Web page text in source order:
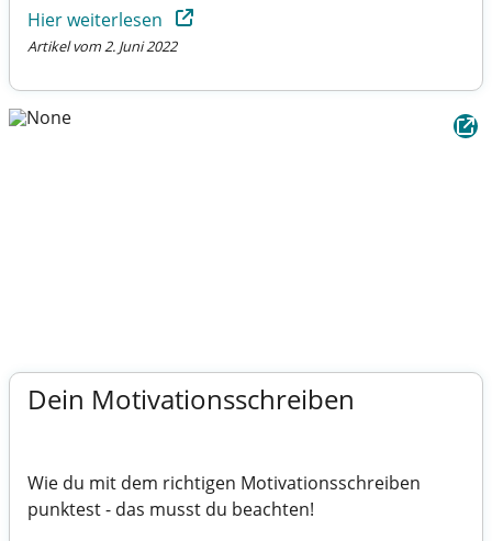
Hier weiterlesen
Artikel vom 2. Juni 2022
Dein Motivationsschreiben
Wie du mit dem richtigen Motivationsschreiben
punktest - das musst du beachten!